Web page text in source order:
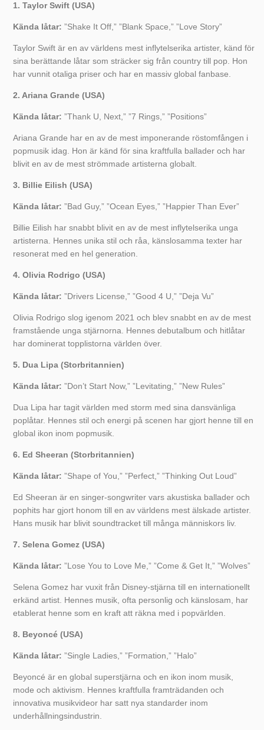
1. Taylor Swift (USA)
Kända låtar: ”Shake It Off,” ”Blank Space,” ”Love Story”
Taylor Swift är en av världens mest inflytelserika artister, känd för
sina berättande låtar som sträcker sig från country till pop. Hon
har vunnit otaliga priser och har en massiv global fanbase.
2. Ariana Grande (USA)
Kända låtar: ”Thank U, Next,” ”7 Rings,” ”Positions”
Ariana Grande har en av de mest imponerande röstomfången i
popmusik idag. Hon är känd för sina kraftfulla ballader och har
blivit en av de mest strömmade artisterna globalt.
3. Billie Eilish (USA)
Kända låtar: ”Bad Guy,” ”Ocean Eyes,” ”Happier Than Ever”
Billie Eilish har snabbt blivit en av de mest inflytelserika unga
artisterna. Hennes unika stil och råa, känslosamma texter har
resonerat med en hel generation.
4. Olivia Rodrigo (USA)
Kända låtar: ”Drivers License,” ”Good 4 U,” ”Deja Vu”
Olivia Rodrigo slog igenom 2021 och blev snabbt en av de mest
framstående unga stjärnorna. Hennes debutalbum och hitlåtar
har dominerat topplistorna världen över.
5. Dua Lipa (Storbritannien)
Kända låtar: ”Don’t Start Now,” ”Levitating,” ”New Rules”
Dua Lipa har tagit världen med storm med sina dansvänliga
poplåtar. Hennes stil och energi på scenen har gjort henne till en
global ikon inom popmusik.
6. Ed Sheeran (Storbritannien)
Kända låtar: ”Shape of You,” ”Perfect,” ”Thinking Out Loud”
Ed Sheeran är en singer-songwriter vars akustiska ballader och
pophits har gjort honom till en av världens mest älskade artister.
Hans musik har blivit soundtracket till många människors liv.
7. Selena Gomez (USA)
Kända låtar: ”Lose You to Love Me,” ”Come & Get It,” ”Wolves”
Selena Gomez har vuxit från Disney-stjärna till en internationellt
erkänd artist. Hennes musik, ofta personlig och känslosam, har
etablerat henne som en kraft att räkna med i popvärlden.
8. Beyoncé (USA)
Kända låtar: ”Single Ladies,” ”Formation,” ”Halo”
Beyoncé är en global superstjärna och en ikon inom musik,
mode och aktivism. Hennes kraftfulla framträdanden och
innovativa musikvideor har satt nya standarder inom
underhållningsindustrin.